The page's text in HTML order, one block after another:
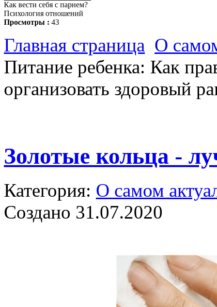
Как вести себя с парнем?
Психология отношений
Просмотры : 43
Главная страница О
Питание ребенка: Как
организовать здоровый
Золотые кольца -
Категория: О самом
Создано 31.07.2020